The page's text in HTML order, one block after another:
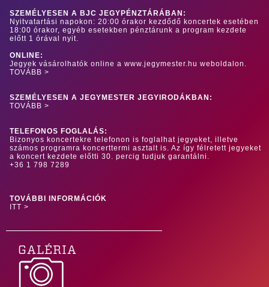
SZEMÉLYESEN A BJC JEGYPÉNZTÁRÁBAN:
Nyitvatartási napokon: 20:00 órakor kezdődő koncertek esetében
18:00 órakor, egyéb esetekben pénztárunk a program kezdete
előtt 1 órával nyit.
ONLINE:
Jegyek vásárolhatók online a www.jegymester.hu weboldalon.
TOVÁBB >
SZEMÉLYESEN A JEGYMESTER JEGYIRODÁKBAN:
TOVÁBB >
TELEFONOS FOGLALÁS:
Bizonyos koncertekre telefonon is foglalhat jegyeket, illetve
számos programra koncerttermi asztalt is. Az így félretett jegyeket
a koncert kezdete előtti 30. percig tudjuk garantálni.
+36 1 798 7289
TOVÁBBI INFORMÁCIÓK
ITT >
GALÉRIA